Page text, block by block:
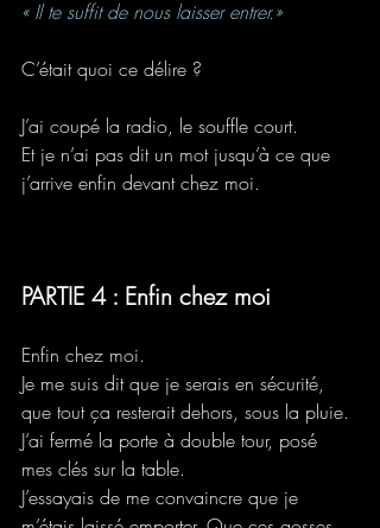
« Il te suffit de nous laisser entrer.»
C’était quoi ce délire ?
J’ai coupé la radio, le souffle court.
Et je n’ai pas dit un mot jusqu’à ce que
j’arrive enfin devant chez moi.
PARTIE 4 : Enfin chez moi
Enfin chez moi.
Je me suis dit que je serais en sécurité,
que tout ça resterait dehors, sous la pluie.
J’ai fermé la porte à double tour, posé
mes clés sur la table.
J’essayais de me convaincre que je